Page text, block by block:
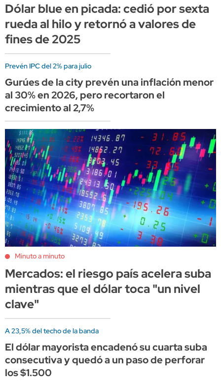
Dólar blue en picada: cedió por sexta
rueda al hilo y retornó a valores de
fines de 2025
Prevén IPC del 2% para julio
Gurúes de la city prevén una inflación menor
al 30% en 2026, pero recortaron el
crecimiento al 2,7%
Minuto a minuto
Mercados: el riesgo país acelera suba
mientras que el dólar toca "un nivel
clave"
A 23,5% del techo de la banda
El dólar mayorista encadenó su cuarta suba
consecutiva y quedó a un paso de perforar
los $1.500